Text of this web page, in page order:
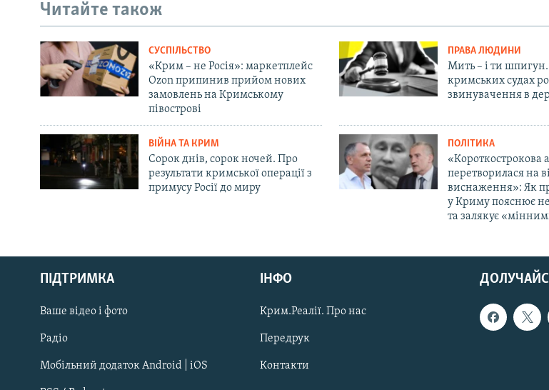
Русский
Qırımtatar
ДОЛУЧАЙСЯ!
Читайте також
СУСПІЛЬСТВО
«Крим – не Росія»: маркетплейс
Ozon припинив прийом нових
замовлень на Кримському
півострові
ПРАВА ЛЮДИНИ
Мить – і ти шпигун.
кримських судах
звинувачення в
ВІЙНА ТА КРИМ
Сорок днів, сорок ночей. Про
результати кримської операції з
примусу Росії до миру
ПОЛІТИКА
«Короткострокова
перетворилася на
виснаження»: Як
у Криму пояснює
та залякує
ПІДТРИМКА
Ваше відео і фото
Радіо
Мобільний додаток Android | iOS
ІНФО
Крим.Реалії. Про нас
Передрук
Контакти